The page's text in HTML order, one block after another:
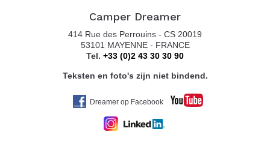
Camper Dreamer
414 Rue des Perrouins - CS 20019
53101 MAYENNE - FRANCE
Tel. +33 (0)2 43 30 30 90
Teksten en foto's zijn niet bindend.
Dreamer op Facebook